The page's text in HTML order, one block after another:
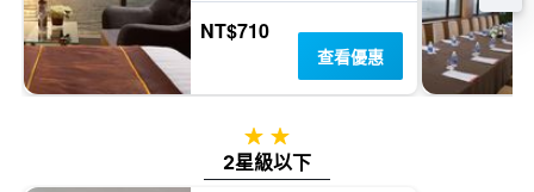
NT$710
查看優惠
2星級
2星級以下